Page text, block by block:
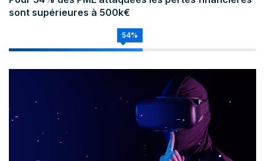
sont supérieures à 500k€
54%